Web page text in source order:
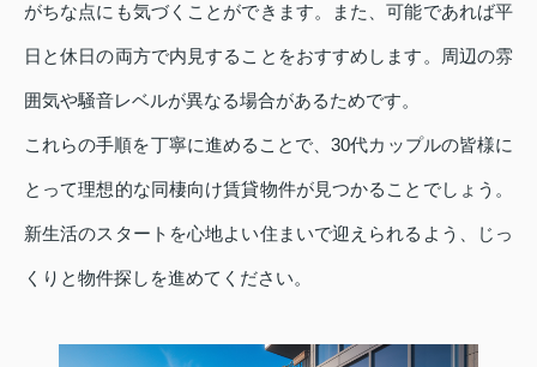
がちな点にも気づくことができます。また、可能であれば平
日と休日の両方で内見することをおすすめします。周辺の雰
囲気や騒音レベルが異なる場合があるためです。
これらの手順を丁寧に進めることで、30代カップルの皆様に
とって理想的な同棲向け賃貸物件が見つかることでしょう。
新生活のスタートを心地よい住まいで迎えられるよう、じっ
くりと物件探しを進めてください。